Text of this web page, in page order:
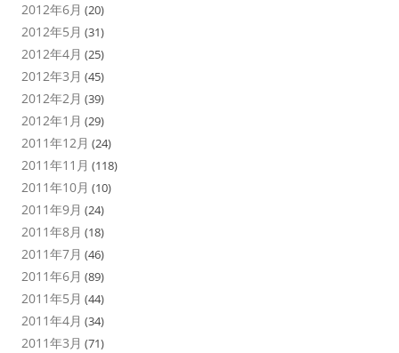
2012年6月 (20)
2012年5月 (31)
2012年4月 (25)
2012年3月 (45)
2012年2月 (39)
2012年1月 (29)
2011年12月 (24)
2011年11月 (118)
2011年10月 (10)
2011年9月 (24)
2011年8月 (18)
2011年7月 (46)
2011年6月 (89)
2011年5月 (44)
2011年4月 (34)
2011年3月 (71)